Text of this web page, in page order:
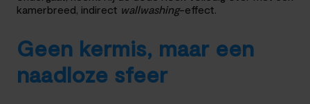
kamerbreed, indirect wallwashing-effect.
Geen kermis, maar een
naadloze sfeer